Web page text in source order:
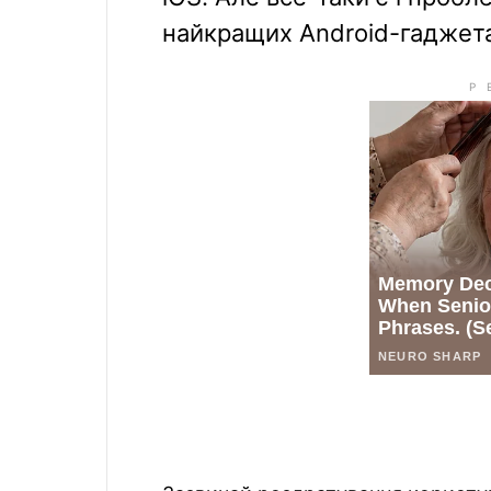
найкращих Android-